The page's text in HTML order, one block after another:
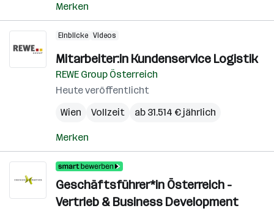
Merken
Einblicke Videos
Mitarbeiter:in Kundenservice Logistik
REWE Group Österreich
Heute veröffentlicht
Wien
Vollzeit ab 31.514 € jährlich
Merken
Geschäftsführer*in Österreich -
Vertrieb & Business Development